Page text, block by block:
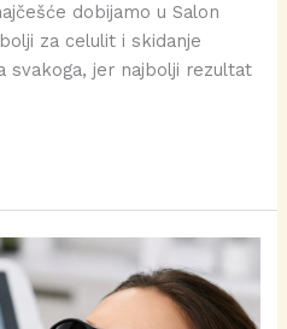
dobijamo u Salon
za celulit i skidanje
svakoga, jer najbolji rezultat